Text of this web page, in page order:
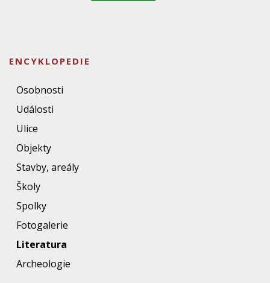
ENCYKLOPEDIE
Osobnosti
Události
Ulice
Objekty
Stavby, areály
Školy
Spolky
Fotogalerie
Literatura
Archeologie